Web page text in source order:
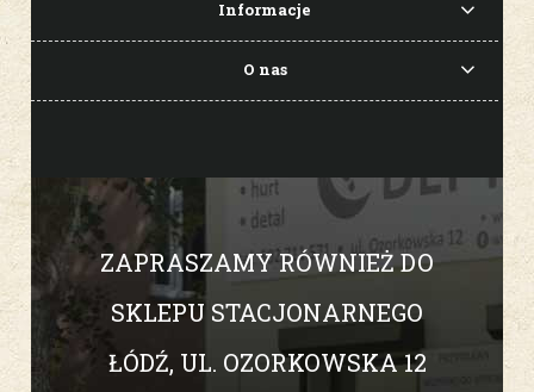
Informacje
O nas
ZAPRASZAMY RÓWNIEŻ DO
SKLEPU STACJONARNEGO
ŁÓDŹ, UL. OZORKOWSKA 12